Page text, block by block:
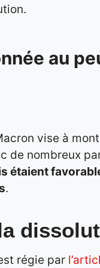
au
vise à
de nombreux
étaient
.
régie par